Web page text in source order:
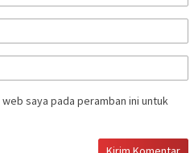
saya pada peramban ini untuk